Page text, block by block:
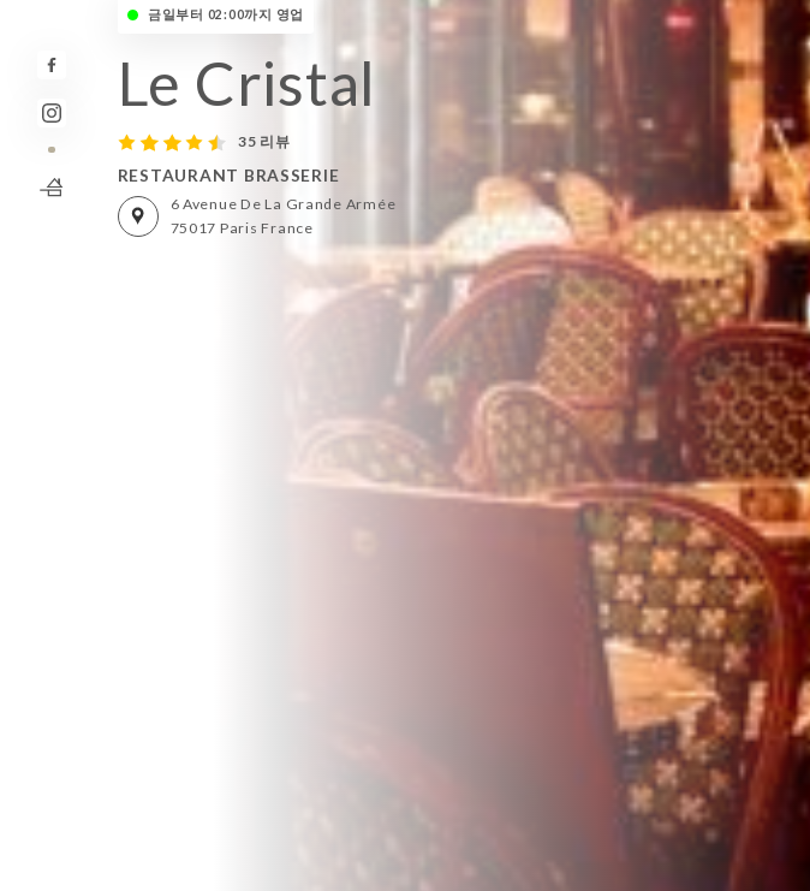
금일부터 02:00까지 영업
Le Cristal
35 리뷰
RESTAURANT BRASSERIE
6 Avenue De La Grande Armée
75017 Paris France